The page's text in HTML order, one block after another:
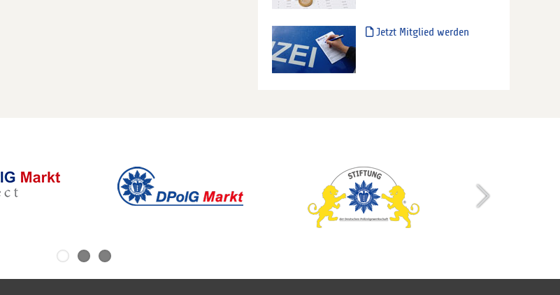
Jetzt Mitglied werden